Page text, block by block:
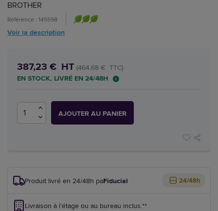
BROTHER
Référence : 145598
Voir la description
387,23 € HT (464,68 € TTC)
EN STOCK, LIVRÉ EN 24/48H
AJOUTER AU PANIER
Produit livré en 24/48h parFiducial 24/48h
Livraison à l'étage ou au bureau inclus.**